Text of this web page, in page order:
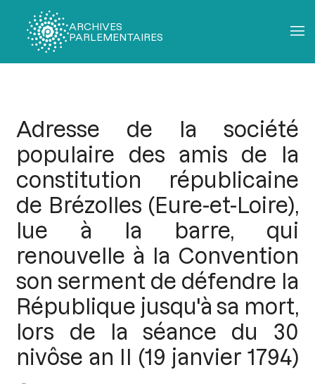
ARCHIVES
PARLEMENTAIRES
Adresse de la société
populaire des amis de la
constitution républicaine
de Brézolles (Eure-et-Loire),
lue à la barre, qui
renouvelle à la Convention
son serment de défendre la
République jusqu'à sa mort,
lors de la séance du 30
nivôse an II (19 janvier 1794)